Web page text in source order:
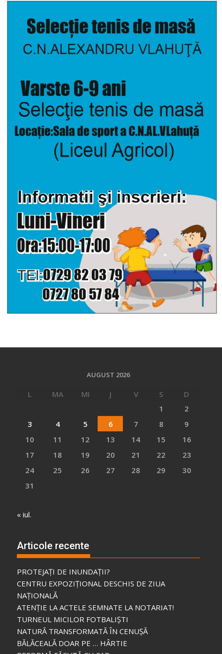
AUGUST 2026
L MA MI J V S
D
1
2
3
4 5 6 7 8
9
10
11 12 13 14 15
16
17
18 19 20 21 22
23
24
25 26 27 28 29
30
31
« iul.
Articole recente
PROTEJAȚI DE INUNDAȚII?
CENTRU EXPOZIȚIONAL DESCHIS DE ZIUA
NAȚIONALĂ
ATENȚIE LA ACTELE SEMNATE LA NOTARIAT!
TURNEUL MICILOR FOTBALIȘTI
NATURĂ TRANSFORMATĂ ÎN CENUȘĂ
BĂLĂCEALĂ DOAR PE … HÂRTIE